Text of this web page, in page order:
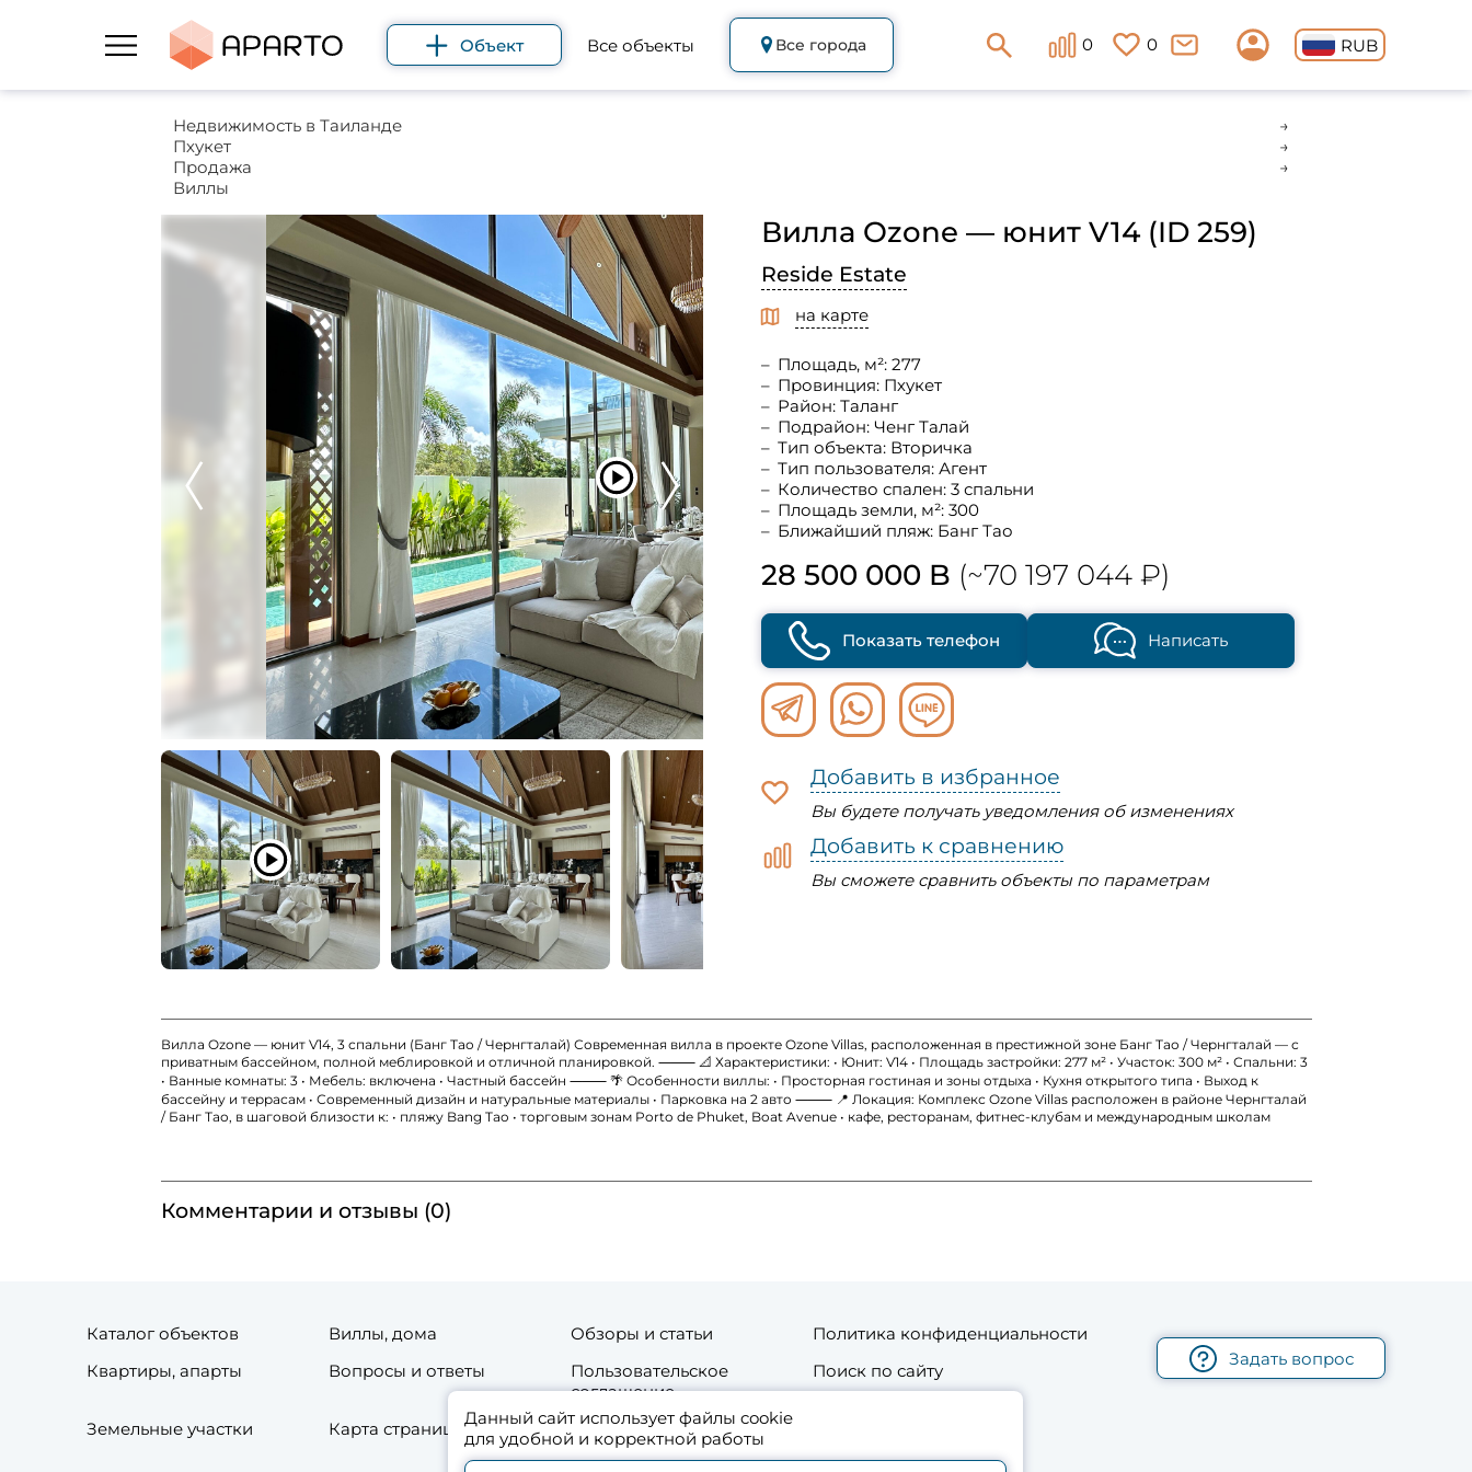
Объект Все объекты Все города 0 0 RUB
Недвижимость в Таиланде
Пхукет
Продажа
Виллы
Вилла Ozone — юнит V14 (ID 259)
Reside Estate
на карте
Площадь, м²: 277
Провинция: Пхукет
Район: Таланг
Подрайон: Ченг Талай
Тип объекта: Вторичка
Тип пользователя: Агент
Количество спален: 3 спальни
Площадь земли, м²: 300
Ближайший пляж: Банг Тао
28 500 000 B (~70 197 044 ₽)
Показать телефон Написать
Добавить в избранное
Вы будете получать уведомления об изменениях
Добавить к сравнению
Вы сможете сравнить объекты по параметрам
Вилла Ozone — юнит V14, 3 спальни (Банг Тао / Чернгталай) Современная вилла в проекте Ozone Villas, расположенная в престижной зоне Банг Тао / Чернгталай — с
приватным бассейном, полной меблировкой и отличной планировкой. ⸻ 📐 Характеристики: • Юнит: V14 • Площадь застройки: 277 м² • Участок: 300 м² • Спальни: 3
• Ванные комнаты: 3 • Мебель: включена • Частный бассейн ⸻ 🌴 Особенности виллы: • Просторная гостиная и зоны отдыха • Кухня открытого типа • Выход к
бассейну и террасам • Современный дизайн и натуральные материалы • Парковка на 2 авто ⸻ 📍 Локация: Комплекс Ozone Villas расположен в районе Чернгталай
/ Банг Тао, в шаговой близости к: • пляжу Bang Tao • торговым зонам Porto de Phuket, Boat Avenue • кафе, ресторанам, фитнес-клубам и международным школам
Комментарии и отзывы (0)
Данный сайт использует файлы cookie
для удобной и корректной работы
Каталог объектов Виллы, дома Обзоры и статьи
Политика конфиденциальности
Квартиры, апарты
Вопросы и ответы
Пользовательское
соглашение
Поиск по сайту
Земельные участки Карта страниц сайта Контакты
Задать вопрос